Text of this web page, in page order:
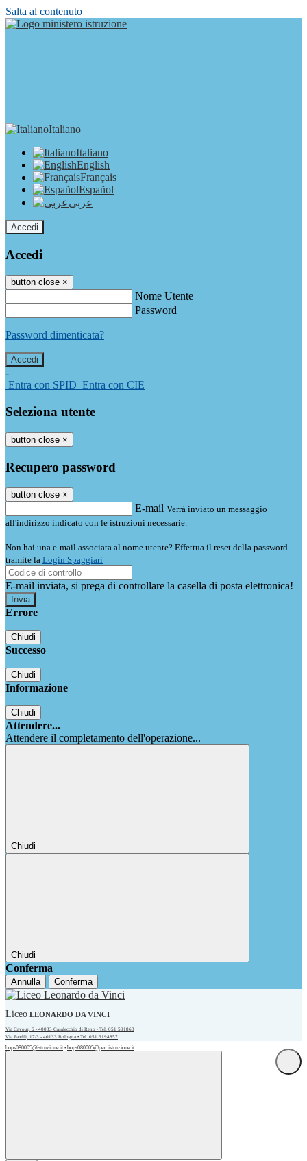
Salta al contenuto
Italiano
Italiano
English
Français
Español
عربى
Accedi
Accedi
button close ×
Nome Utente
Password
Password dimenticata?
-
Entra con SPID Entra con CIE
Seleziona utente
button close ×
Recupero password
button close ×
E-mail Verrà inviato un messaggio
all'indirizzo indicato con le istruzioni necessarie.
Non hai una e-mail associata al nome utente? Effettua il reset della password
tramite la Login Spaggiari
E-mail inviata, si prega di controllare la casella di posta elettronica!
Errore
Chiudi
Successo
Chiudi
Informazione
Chiudi
Attendere...
Attendere il completamento dell'operazione...
Chiudi
Chiudi
Conferma
Annulla Conferma
Liceo LEONARDO DA VINCI
Via Cavour, 6 - 40033 Casalecchio di Reno • Tel. 051 591868
Via Panfili, 17/3 - 40133 Bologna • Tel. 051 6194857
bops080005@istruzione.it • bops080005@pec.istruzione.it